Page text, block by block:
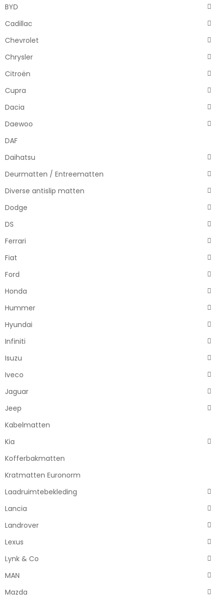
BYD
Cadillac
Chevrolet
Chrysler
Citroën
Cupra
Dacia
Daewoo
DAF
Daihatsu
Deurmatten / Entreematten
Diverse antislip matten
Dodge
DS
Ferrari
Fiat
Ford
Honda
Hummer
Hyundai
Infiniti
Isuzu
Iveco
Jaguar
Jeep
Kabelmatten
Kia
Kofferbakmatten
Kratmatten Euronorm
Laadruimtebekleding
Lancia
Landrover
Lexus
Lynk & Co
MAN
Mazda